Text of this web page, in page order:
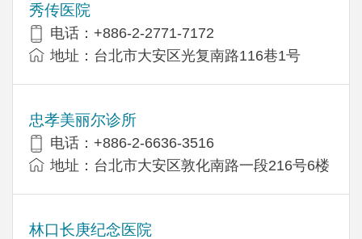
秀传医院
电话：+886-2-2771-7172
地址：台北市大安区光复南路116巷1号
忠孝美丽尔诊所
电话：+886-2-6636-3516
地址：台北市大安区敦化南路一段216号6楼
林口长庚纪念医院